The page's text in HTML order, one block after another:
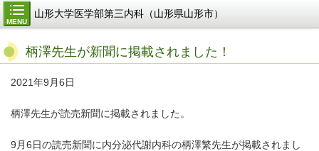
MENU
山形大学医学部第三内科（山形県山形市）
柄澤先生が新聞に掲載されました！
2021年9月6日
柄澤先生が読売新聞に掲載されました。
9月6日の読売新聞に内分泌代謝内科の柄澤繁先生が掲載されまし